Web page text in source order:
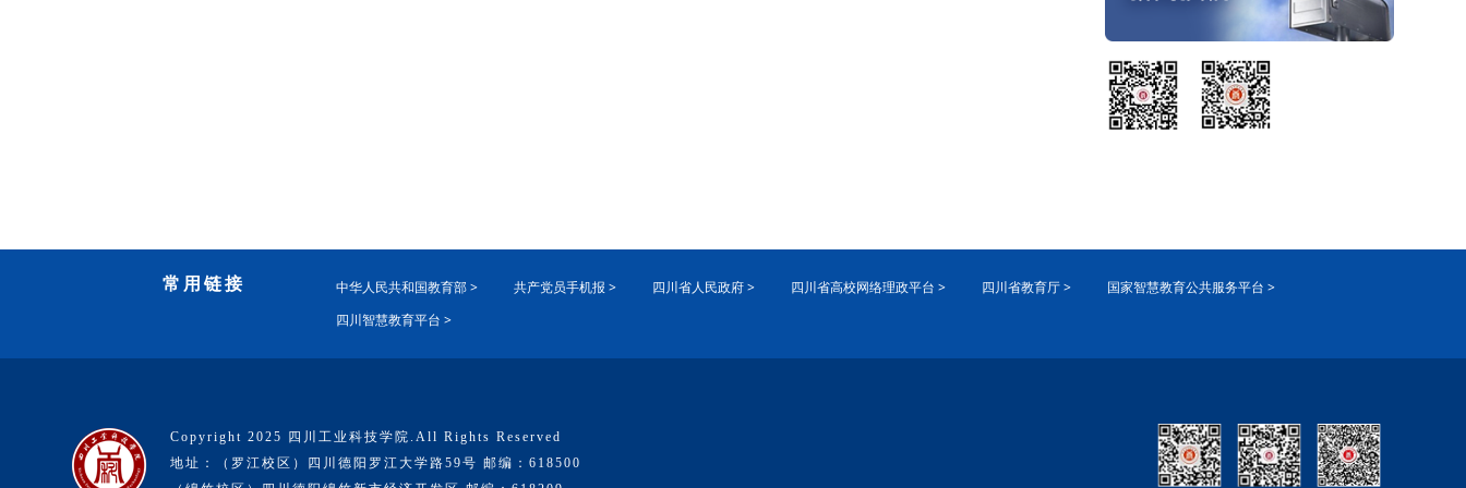
常用链接 中华人民共和国教育部 > 共产党员手机报 > 四川省人民政府 > 四川省高校网络理政平台 > 四川省教育厅 >
国家智慧教育公共服务平台 >
四川智慧教育平台 >
Copyright 2025 四川工业科技学院.All Rights Reserved
地址：（罗江校区）四川德阳罗江大学路59号 邮编：618500